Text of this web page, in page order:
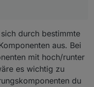
durch bestimmte
aus. Bei
mit hoch/runter
es wichtig zu
du